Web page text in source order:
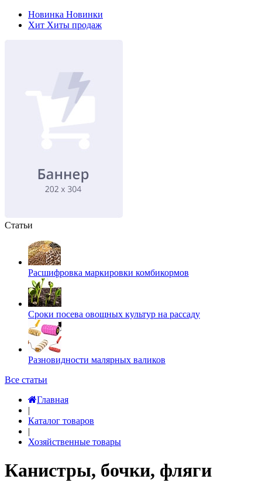
Новинка Новинки
Хит Хиты продаж
Статьи
Расшифровка маркировки комбикормов
Сроки посева овощных культур на рассаду
Разновидности малярных валиков
Все статьи
Главная
|
Каталог товаров
|
Хозяйственные товары
Канистры, бочки, фляги